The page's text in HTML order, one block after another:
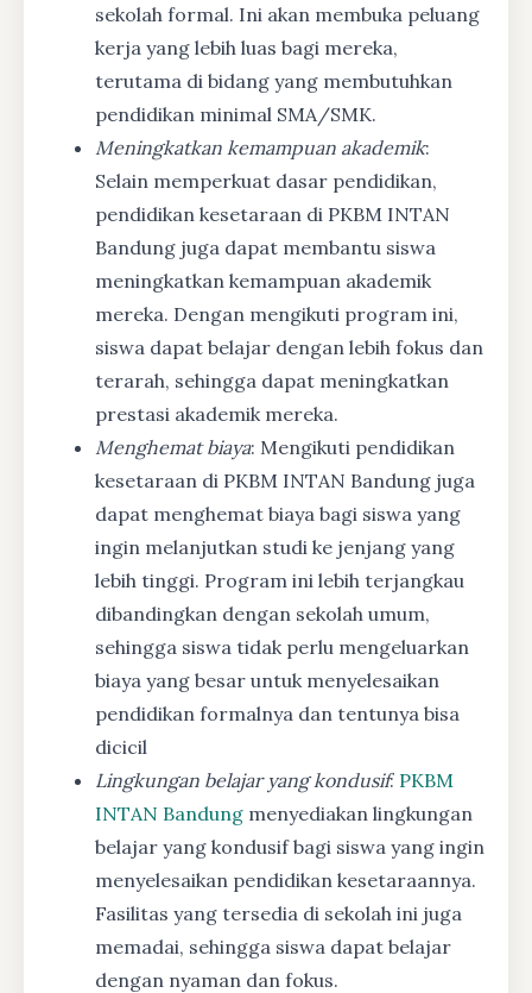
sekolah formal. Ini akan membuka peluang
kerja yang lebih luas bagi mereka,
terutama di bidang yang membutuhkan
pendidikan minimal SMA/SMK.
Meningkatkan kemampuan akademik:
Selain memperkuat dasar pendidikan,
pendidikan kesetaraan di PKBM INTAN
Bandung juga dapat membantu siswa
meningkatkan kemampuan akademik
mereka. Dengan mengikuti program ini,
siswa dapat belajar dengan lebih fokus dan
terarah, sehingga dapat meningkatkan
prestasi akademik mereka.
Menghemat biaya: Mengikuti pendidikan
kesetaraan di PKBM INTAN Bandung juga
dapat menghemat biaya bagi siswa yang
ingin melanjutkan studi ke jenjang yang
lebih tinggi. Program ini lebih terjangkau
dibandingkan dengan sekolah umum,
sehingga siswa tidak perlu mengeluarkan
biaya yang besar untuk menyelesaikan
pendidikan formalnya dan tentunya bisa
dicicil
Lingkungan belajar yang kondusif: PKBM
INTAN Bandung menyediakan lingkungan
belajar yang kondusif bagi siswa yang ingin
menyelesaikan pendidikan kesetaraannya.
Fasilitas yang tersedia di sekolah ini juga
memadai, sehingga siswa dapat belajar
dengan nyaman dan fokus.